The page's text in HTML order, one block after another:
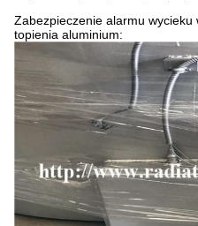
Zabezpieczenie alarmu
topienia aluminium: